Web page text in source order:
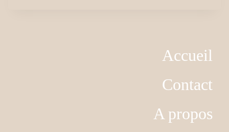
Accueil
Contact
A propos